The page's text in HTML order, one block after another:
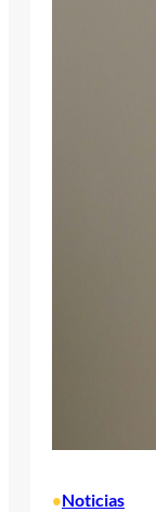
•Noticias